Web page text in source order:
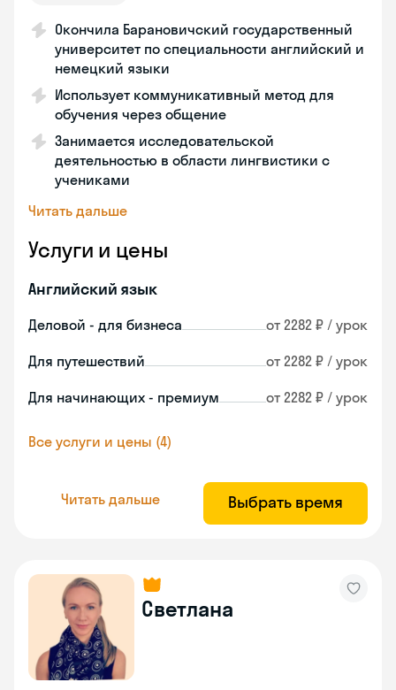
Окончила Барановичский государственный
университет по специальности английский и
немецкий языки
Использует коммуникативный метод для
обучения через общение
Занимается исследовательской
деятельностью в области лингвистики с
учениками
Читать дальше
Услуги и цены
Английский язык
Деловой - для бизнеса от 2282 ₽ / урок
Для путешествий от 2282 ₽ / урок
Для начинающих - премиум от 2282 ₽ / урок
Все услуги и цены (4)
Читать дальше Выбрать время
Светлана